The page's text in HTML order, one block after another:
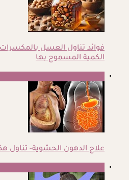
فوائد تناول العسل
الكمية المسموح بها
علاج الدهون الحشوية- تناول